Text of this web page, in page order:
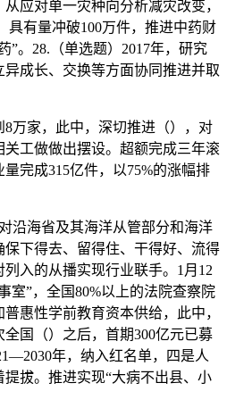
应对单一灾种向分析减灾改变，
具有量冲破100万件，推进中药财
”。28.（单选题）2017年，研究
成长、交换等方面协同推进并取
家，此中，深切推进（），对
工做做出摆设。超额完成三年滚
完成315亿件，以75%的涨幅排
海省及其海洋从管部分和海洋
下得去、留得住、干得好、流得
入的从播实现行业联手。1月12
室”，全国80%以上的法院查察院
惠性学前教育资本供给，此中，
全国（）之后，首期300亿元已募
年，纳入红名单，四是人
拔。推进实现“大病不出县、小